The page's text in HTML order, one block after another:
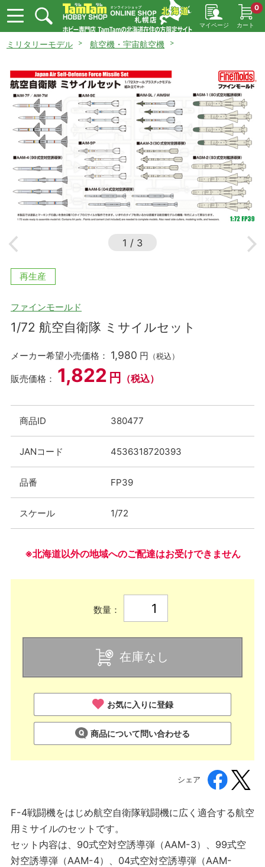
マイページ カート
0
ミリタリーモデル 航空機・宇宙航空機
1 / 3
再生産
ファインモールド
1/72 航空自衛隊 ミサイルセット
メーカー希望小売価格： 1,980 円 （税込）
販売価格： 1,822 円 （税込）
商品ID 380477
JANコード 4536318720393
品番 FP39
スケール 1/72
※北海道以外の地域へのご配達はお受けできません
数量：
在庫なし
お気に入りに登録
商品について問い合わせる
シェア
F-4戦闘機をはじめ航空自衛隊戦闘機に広く適合する航空
用ミサイルのセットです。
セット内容は、90式空対空誘導弾（AAM-3）、99式空
対空誘導弾（AAM-4）、04式空対空誘導弾（AAM-